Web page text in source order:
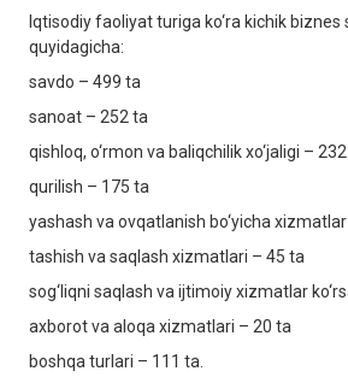
Iqtisodiy faoliyat turiga ko‘ra kichik
quyidagicha:
savdo – 499 ta
sanoat – 252 ta
qishloq, o‘rmon va baliqchilik xo‘jaligi –
qurilish – 175 ta
yashash va ovqatlanish bo‘yicha
tashish va saqlash xizmatlari – 45 ta
sog‘liqni saqlash va ijtimoiy xizmatlar
axborot va aloqa xizmatlari – 20 ta
boshqa turlari – 111 ta.